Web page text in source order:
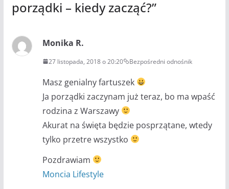
porządki – kiedy zacząć?”
Monika R.
27 listopada, 2018 o 20:20 Bezpośredni odnośnik
Masz genialny fartuszek
Ja porządki zaczynam już teraz, bo ma wpaść
rodzina z Warszawy
Akurat na święta będzie posprzątane, wtedy
tylko przetre wszystko
Pozdrawiam
Moncia Lifestyle